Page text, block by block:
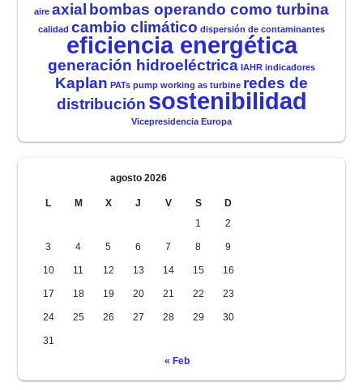
aire axial bombas operando como turbina
calidad cambio climático dispersión de contaminantes
eficiencia energética
generación hidroeléctrica IAHR indicadores
Kaplan PATs pump working as turbine redes de
distribución sostenibilidad
Vicepresidencia Europa
agosto 2026
L M X J V S
D
1
2
3 4 5 6 7 8 9
10 11 12 13 14 15 16
17 18 19 20 21 22 23
24 25 26 27 28 29 30
31
« Feb